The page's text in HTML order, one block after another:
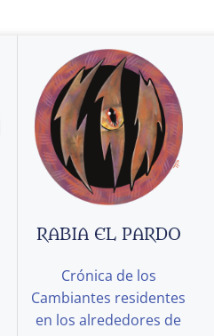
RABIA EL PARDO
Crónica de los
Cambiantes residentes
en los alrededores de